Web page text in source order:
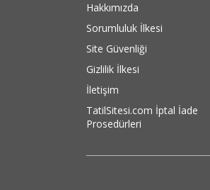
Hakkımızda
Sorumluluk İlkesi
Site Güvenliği
Gizlilik İlkesi
İletişim
TatilSitesi.com İptal İade
Prosedürleri